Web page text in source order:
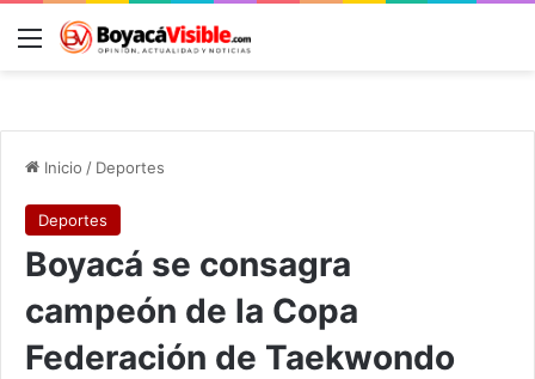
Menú
Inicio / Deportes
Deportes
Boyacá se consagra
campeón de la Copa
Federación de Taekwondo